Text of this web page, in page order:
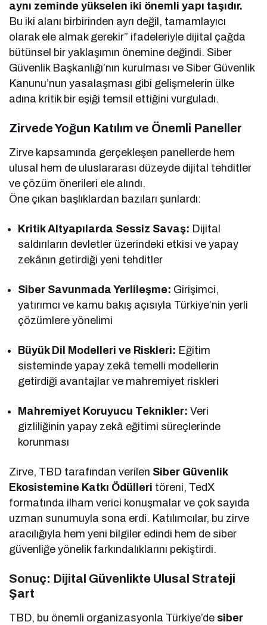
aynı zeminde yükselen iki önemli yapı taşıdır.
Bu iki alanı birbirinden ayrı değil, tamamlayıcı
olarak ele almak gerekir” ifadeleriyle dijital çağda
bütünsel bir yaklaşımın önemine değindi. Siber
Güvenlik Başkanlığı’nın kurulması ve Siber Güvenlik
Kanunu’nun yasalaşması gibi gelişmelerin ülke
adına kritik bir eşiği temsil ettiğini vurguladı.
Zirvede Yoğun Katılım ve Önemli Paneller
Zirve kapsamında gerçekleşen panellerde hem
ulusal hem de uluslararası düzeyde dijital tehditler
ve çözüm önerileri ele alındı.
Öne çıkan başlıklardan bazıları şunlardı:
Kritik Altyapılarda Sessiz Savaş: Dijital
saldırıların devletler üzerindeki etkisi ve yapay
zekânın getirdiği yeni tehditler
Siber Savunmada Yerlileşme: Girişimci,
yatırımcı ve kamu bakış açısıyla Türkiye’nin yerli
çözümlere yönelimi
Büyük Dil Modelleri ve Riskleri: Eğitim
sisteminde yapay zekâ temelli modellerin
getirdiği avantajlar ve mahremiyet riskleri
Mahremiyet Koruyucu Teknikler: Veri
gizliliğinin yapay zekâ eğitimi süreçlerinde
korunması
Zirve, TBD tarafından verilen Siber Güvenlik
Ekosistemine Katkı Ödülleri töreni, TedX
formatında ilham verici konuşmalar ve çok sayıda
uzman sunumuyla sona erdi. Katılımcılar, bu zirve
aracılığıyla hem yeni bilgiler edindi hem de siber
güvenliğe yönelik farkındalıklarını pekiştirdi.
Sonuç: Dijital Güvenlikte Ulusal Strateji
Şart
TBD, bu önemli organizasyonla Türkiye’de siber